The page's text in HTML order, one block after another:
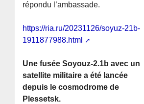
répondu l’ambassade.
https://ria.ru/20231126/soyuz-21b-
1911877988.html
Une fusée Soyouz-2.1b avec un
satellite militaire a été lancée
depuis le cosmodrome de
Plessetsk.